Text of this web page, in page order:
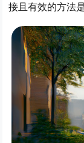
接且有效的方法